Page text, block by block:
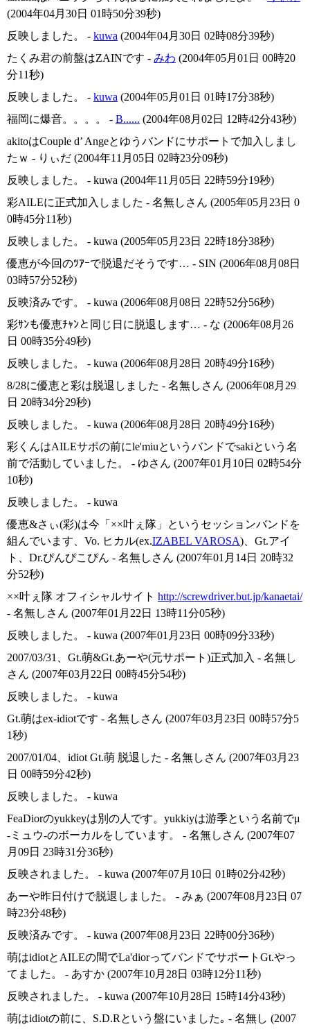
(2004年04月30日 01時50分39秒)
反映しました。 - kuwa (2004年04月30日 02時08分39秒)
たくみ君の前盤はZAINです - みわ (2004年05月01日 00時20
分11秒)
反映しました。 - kuwa (2004年05月01日 01時17分38秒)
福岡に爆音。。。。 - B...... (2004年08月02日 12時42分43秒)
akitoはCouple d’ Angeとゆうバンドにサポートで加入しまし
たｗ - りぃだ (2004年11月05日 02時23分09秒)
反映しました。 - kuwa (2004年11月05日 22時59分19秒)
彩AILEに正式加入しました - 名無しさん (2005年05月23日 0
0時45分11秒)
反映しました。 - kuwa (2005年05月23日 22時18分38秒)
優恵が今回のﾂｱｰで脱退だそうです… - SIN (2006年08月08日
03時57分52秒)
反映済みです。 - kuwa (2006年08月08日 22時52分56秒)
彩ｻﾝも優恵ﾁｬﾝと同じ日に脱退します… - な (2006年08月26
日 00時35分49秒)
反映しました。 - kuwa (2006年08月28日 20時49分16秒)
8/28に優恵と彩は脱退しました - 名無しさん (2006年08月29
日 20時34分29秒)
反映しました。 - kuwa (2006年08月28日 20時49分16秒)
彩くんはAILEサポの前にle'miuというバンドでsakiという名
前で活動していました。 - ゆさん (2007年01月10日 02時54分
10秒)
反映しました。 - kuwa
優恵&さぃ(彩)は今「××叶ぇ隊」というセッションバンドを
組んでいます、Vo. ヒカル(ex.IZABEL VAROSA)、Gt.アイ
ト、Dr.ぴんぴこぴん - 名無しさん (2007年01月14日 20時32
分52秒)
××叶ぇ隊 オフィシャルサイト http://screwdriver.but.jp/kanaetai/
- 名無しさん (2007年01月22日 13時11分05秒)
反映しました。 - kuwa (2007年01月23日 00時09分33秒)
2007/03/31、Gt.萌&Gt.あーや(元サポート)正式加入 - 名無し
さん (2007年03月22日 00時45分54秒)
反映しました。 - kuwa
Gt.萌はex-idiotです - 名無しさん (2007年03月23日 00時57分5
1秒)
2007/01/04、idiot Gt.萌 脱退した - 名無しさん (2007年03月23
日 00時59分42秒)
反映しました。 - kuwa
FeaDiorのyukkeyは別の人です。yukkiyは游季という名前でμ
-ミュウ-のボーカルをしています。 - 名無しさん (2007年07
月09日 23時31分36秒)
反映されました。 - kuwa (2007年07月10日 01時02分42秒)
あーや昨日付けで脱退しました。 - みぁ (2007年08月23日 07
時23分48秒)
反映済みです。 - kuwa (2007年08月23日 22時00分36秒)
萌はidiotとAILEの間でLa'diorってバンドでサポートGt.やっ
てました。 - あすか (2007年10月28日 03時12分11秒)
反映されました。 - kuwa (2007年10月28日 15時14分43秒)
萌はidiotの前に、S.D.Rという盤にいました｡ - 名無し (2007